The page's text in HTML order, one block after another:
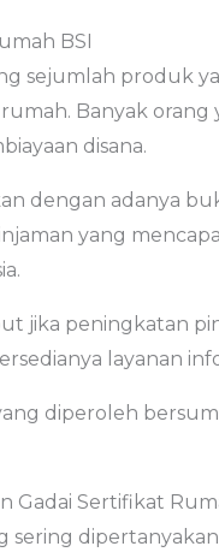
BSI
sejumlah produk
Banyak
disana.
dengan adanya
yang
jika peningkatan
layanan
diperoleh
Gadai Sertifikat
sering